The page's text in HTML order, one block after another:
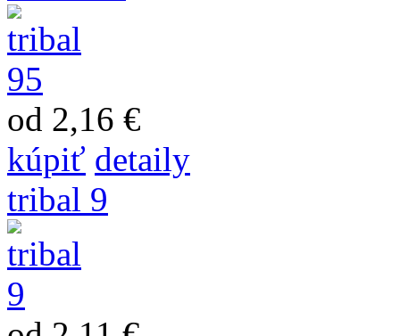
od 2,16 €
kúpiť detaily
tribal 9